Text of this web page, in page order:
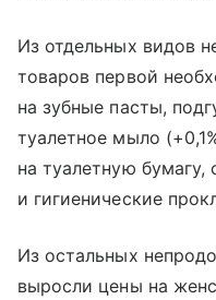
Из отдельных видов
товаров первой
на зубные пасты,
туалетное мыло
на туалетную
и гигиенические
Из остальных
выросли цены на